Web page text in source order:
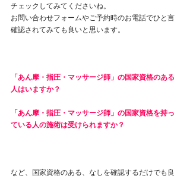
チェックしてみてくださいね。
お問い合わせフォームやご予約時のお電話でひと言
確認されてみても良いと思います。
「あん摩・指圧・マッサージ師」の国家資格のある
人はいますか？
「あん摩・指圧・マッサージ師」の国家資格を持っ
ている人の施術は受けられますか？
など、国家資格のある、なしを確認するだけでも良